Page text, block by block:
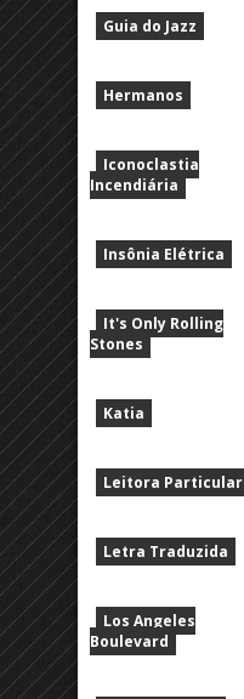
Guia do Jazz
Hermanos
Iconoclastia
Incendiária
Insônia Elétrica
It's Only Rolling
Stones
Katia
Leitora Particular
Letra Traduzida
Los Angeles
Boulevard